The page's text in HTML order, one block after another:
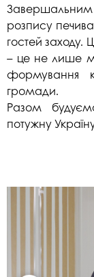
Завершальним
розпису
гостей заходу.
– це не лише
формування
громади.
Разом
потужну